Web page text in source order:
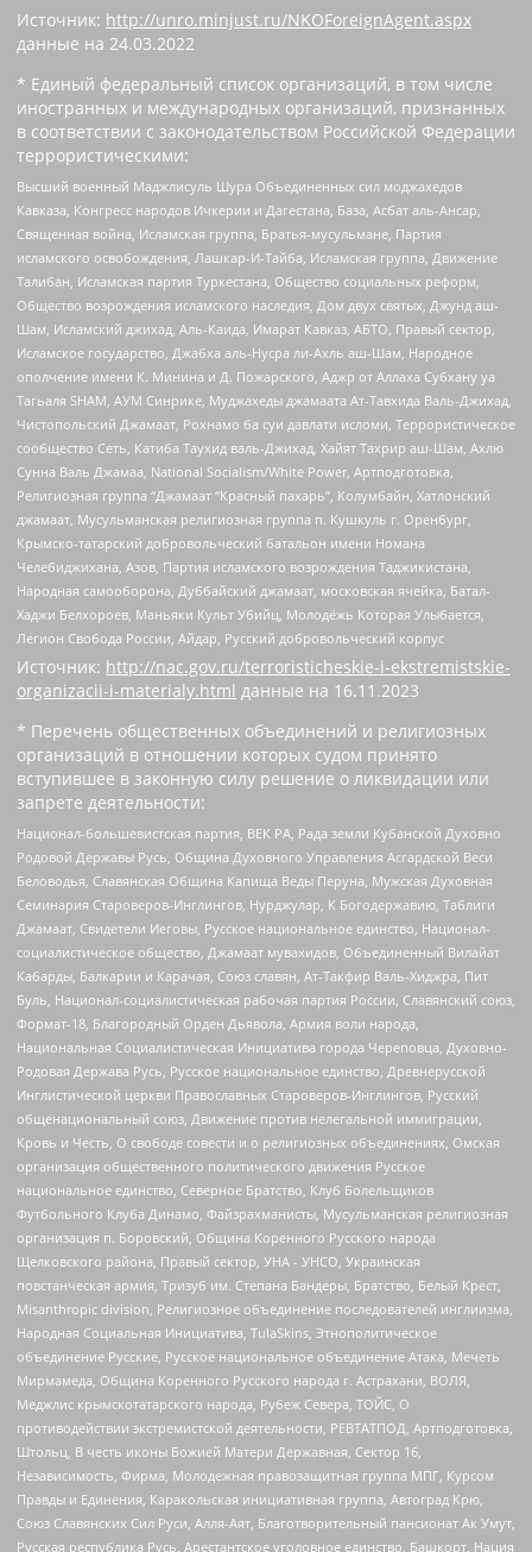
Источник: http://unro.minjust.ru/NKOForeignAgent.aspx
данные на 24.03.2022
* Единый федеральный список организаций, в том числе
иностранных и международных организаций, признанных
в соответствии с законодательством Российской Федерации
террористическими:
Высший военный Маджлисуль Шура Объединенных сил моджахедов
Кавказа, Конгресс народов Ичкерии и Дагестана, База, Асбат аль-Ансар,
Священная война, Исламская группа, Братья-мусульмане, Партия
исламского освобождения, Лашкар-И-Тайба, Исламская группа, Движение
Талибан, Исламская партия Туркестана, Общество социальных реформ,
Общество возрождения исламского наследия, Дом двух святых, Джунд аш-
Шам, Исламский джихад, Аль-Каида, Имарат Кавказ, АБТО, Правый сектор,
Исламское государство, Джабха аль-Нусра ли-Ахль аш-Шам, Народное
ополчение имени К. Минина и Д. Пожарского, Аджр от Аллаха Субхану уа
Тагьаля SHAM, АУМ Синрике, Муджахеды джамаата Ат-Тавхида Валь-Джихад,
Чистопольский Джамаат, Рохнамо ба суи давлати исломи, Террористическое
сообщество Сеть, Катиба Таухид валь-Джихад, Хайят Тахрир аш-Шам, Ахлю
Сунна Валь Джамаа, National Socialism/White Power, Артподготовка,
Религиозная группа “Джамаат “Красный пахарь”, Колумбайн, Хатлонский
джамаат, Мусульманская религиозная группа п. Кушкуль г. Оренбург,
Крымско-татарский добровольческий батальон имени Номана
Челебиджихана, Азов, Партия исламского возрождения Таджикистана,
Народная самооборона, Дуббайский джамаат, московская ячейка, Батал-
Хаджи Белхороев, Маньяки Культ Убийц, Молодёжь Которая Улыбается,
Легион Свобода России, Айдар, Русский добровольческий корпус
Источник: http://nac.gov.ru/terroristicheskie-i-ekstremistskie-
organizacii-i-materialy.html данные на 16.11.2023
* Перечень общественных объединений и религиозных
организаций в отношении которых судом принято
вступившее в законную силу решение о ликвидации или
запрете деятельности:
Национал-большевистская партия, ВЕК РА, Рада земли Кубанской Духовно
Родовой Державы Русь, Община Духовного Управления Асгардской Веси
Беловодья, Славянская Община Капища Веды Перуна, Мужская Духовная
Семинария Староверов-Инглингов, Нурджулар, К Богодержавию, Таблиги
Джамаат, Свидетели Иеговы, Русское национальное единство, Национал-
социалистическое общество, Джамаат мувахидов, Объединенный Вилайат
Кабарды, Балкарии и Карачая, Союз славян, Ат-Такфир Валь-Хиджра, Пит
Буль, Национал-социалистическая рабочая партия России, Славянский союз,
Формат-18, Благородный Орден Дьявола, Армия воли народа,
Национальная Социалистическая Инициатива города Череповца, Духовно-
Родовая Держава Русь, Русское национальное единство, Древнерусской
Инглистической церкви Православных Староверов-Инглингов, Русский
общенациональный союз, Движение против нелегальной иммиграции,
Кровь и Честь, О свободе совести и о религиозных объединениях, Омская
организация общественного политического движения Русское
национальное единство, Северное Братство, Клуб Болельщиков
Футбольного Клуба Динамо, Файзрахманисты, Мусульманская религиозная
организация п. Боровский, Община Коренного Русского народа
Щелковского района, Правый сектор, УНА - УНСО, Украинская
повстанческая армия, Тризуб им. Степана Бандеры, Братство, Белый Крест,
Misanthropic division, Религиозное объединение последователей инглиизма,
Народная Социальная Инициатива, TulaSkins, Этнополитическое
объединение Русские, Русское национальное объединение Атака, Мечеть
Мирмамеда, Община Коренного Русского народа г. Астрахани, ВОЛЯ,
Меджлис крымскотатарского народа, Рубеж Севера, ТОЙС, О
противодействии экстремистской деятельности, РЕВТАТПОД, Артподготовка,
Штольц, В честь иконы Божией Матери Державная, Сектор 16,
Независимость, Фирма, Молодежная правозащитная группа МПГ, Курсом
Правды и Единения, Каракольская инициативная группа, Автоград Крю,
Союз Славянских Сил Руси, Алля-Аят, Благотворительный пансионат Ак Умут,
Русская республика Русь, Арестантское уголовное единство, Башкорт, Нация